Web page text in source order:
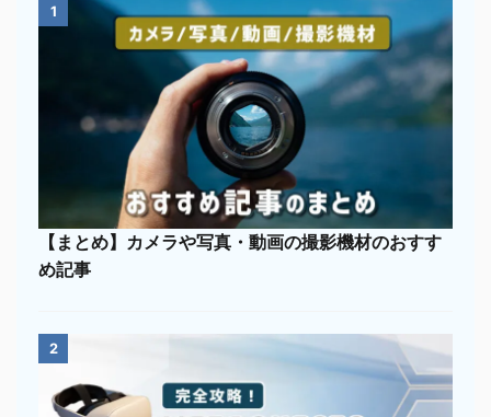
1
【まとめ】カメラや写真・動画の撮影機材のおすす
め記事
2